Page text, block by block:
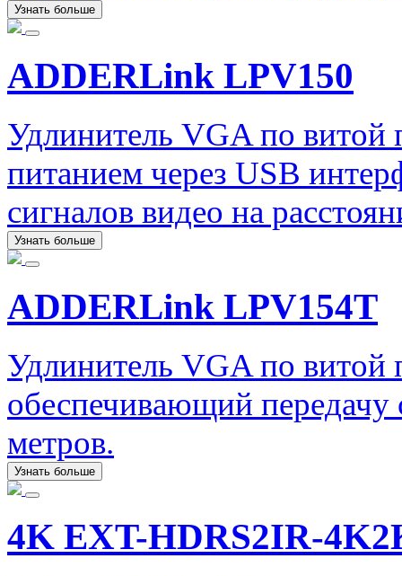
Узнать больше
ADDERLink LPV150
Удлинитель VGA по
питанием через USB
сигналов видео на
Узнать больше
ADDERLink LPV154T
Удлинитель VGA по
обеспечивающий передачу
метров.
Узнать больше
4K EXT-HDRS2IR-